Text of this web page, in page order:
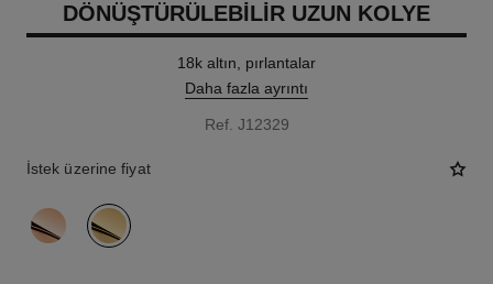
DÖNÜŞTÜRÜLEBILIR UZUN KOLYE
18k altın, pırlantalar
Daha fazla ayrıntı
Ref. J12329
İstek üzerine fiyat
varyant (2)